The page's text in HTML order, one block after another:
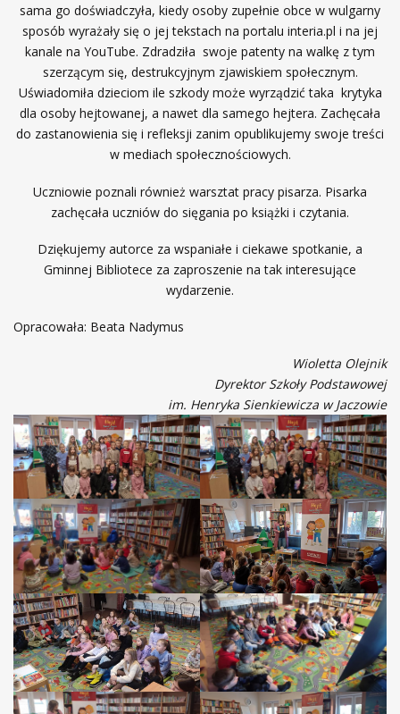
sama go doświadczyła, kiedy osoby zupełnie obce w wulgarny
sposób wyrażały się o jej tekstach na portalu interia.pl i na jej
kanale na YouTube. Zdradziła swoje patenty na walkę z tym
szerzącym się, destrukcyjnym zjawiskiem społecznym.
Uświadomiła dzieciom ile szkody może wyrządzić taka krytyka
dla osoby hejtowanej, a nawet dla samego hejtera. Zachęcała
do zastanowienia się i refleksji zanim opublikujemy swoje treści
w mediach społecznościowych.
Uczniowie poznali również warsztat pracy pisarza. Pisarka
zachęcała uczniów do sięgania po książki i czytania.
Dziękujemy autorce za wspaniałe i ciekawe spotkanie, a
Gminnej Bibliotece za zaproszenie na tak interesujące
wydarzenie.
Opracowała: Beata Nadymus
Wioletta Olejnik
Dyrektor Szkoły Podstawowej
im. Henryka Sienkiewicza w Jaczowie